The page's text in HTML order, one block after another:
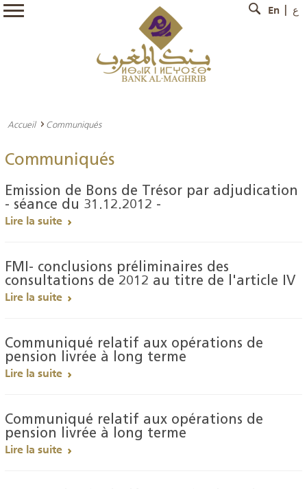
En ع
Accueil Communiqués
Communiqués
Emission de Bons de Trésor par adjudication
- séance du 31.12.2012 -
Lire la suite
FMI- conclusions préliminaires des
consultations de 2012 au titre de l'article IV
Lire la suite
Communiqué relatif aux opérations de
pension livrée à long terme
Lire la suite
Communiqué relatif aux opérations de
pension livrée à long terme
Lire la suite